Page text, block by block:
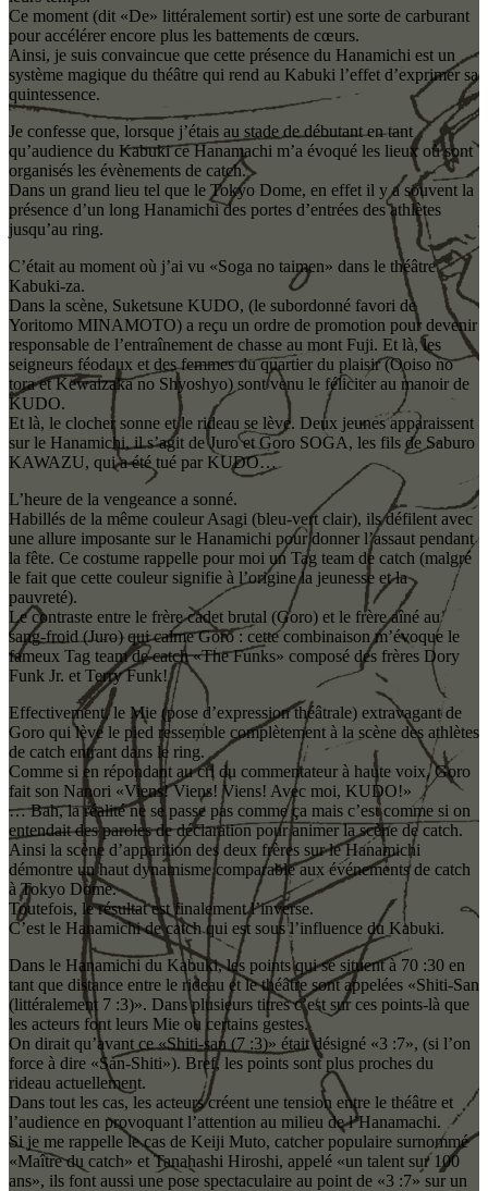
Ce moment (dit «De» littéralement sortir) est une sorte de carburant
pour accélérer encore plus les battements de cœurs.
Ainsi, je suis convaincue que cette présence du Hanamichi est un
système magique du théâtre qui rend au Kabuki l’effet d’exprimer sa
quintessence.
Je confesse que, lorsque j’étais au stade de débutant en tant
qu’audience du Kabuki ce Hanamachi m’a évoqué les lieux où sont
organisés les évènements de catch.
Dans un grand lieu tel que le Tokyo Dome, en effet il y a souvent la
présence d’un long Hanamichi des portes d’entrées des athlètes
jusqu’au ring.
C’était au moment où j’ai vu «Soga no taimen» dans le théâtre
Kabuki-za.
Dans la scène, Suketsune KUDO, (le subordonné favori de
Yoritomo MINAMOTO) a reçu un ordre de promotion pour devenir
responsable de l’entraînement de chasse au mont Fuji. Et là, les
seigneurs féodaux et des femmes du quartier du plaisir (Ooiso no
tora et Kewaizaka no Shyoshyo) sont venu le féliciter au manoir de
KUDO.
Et là, le clocher sonne et le rideau se lève. Deux jeunes apparaissent
sur le Hanamichi, il s’agit de Juro et Goro SOGA, les fils de Saburo
KAWAZU, qui a été tué par KUDO…
L’heure de la vengeance a sonné.
Habillés de la même couleur Asagi (bleu-vert clair), ils défilent avec
une allure imposante sur le Hanamichi pour donner l’assaut pendant
la fête. Ce costume rappelle pour moi un Tag team de catch (malgré
le fait que cette couleur signifie à l’origine la jeunesse et la
pauvreté).
Le contraste entre le frère cadet brutal (Goro) et le frère aîné au
sang-froid (Juro) qui calme Goro : cette combinaison m’évoque le
fameux Tag team de catch «The Funks» composé des frères Dory
Funk Jr. et Terry Funk!
Effectivement, le Mie (pose d’expression théâtrale) extravagant de
Goro qui lève le pied ressemble complètement à la scène des athlètes
de catch entrant dans le ring.
Comme si en répondant au cri du commentateur à haute voix, Goro
fait son Nanori «Viens! Viens! Viens! Avec moi, KUDO!»
… Bah, la réalité ne se passe pas comme ça mais c’est comme si on
entendait des paroles de déclaration pour animer la scène de catch.
Ainsi la scène d’apparition des deux frères sur le Hanamichi
démontre un haut dynamisme comparable aux événements de catch
à Tokyo Dome.
Toutefois, le résultat est finalement l’inverse.
C’est le Hanamichi de catch qui est sous l’influence du Kabuki.
Dans le Hanamichi du Kabuki, les points qui se situent à 70 :30 en
tant que distance entre le rideau et le théâtre sont appelées «Shiti-San
(littéralement 7 :3)». Dans plusieurs titres c’est sur ces points-là que
les acteurs font leurs Mie ou certains gestes.
On dirait qu’avant ce «Shiti-san (7 :3)» était désigné «3 :7», (si l’on
force à dire «San-Shiti»). Bref, les points sont plus proches du
rideau actuellement.
Dans tout les cas, les acteurs créent une tension entre le théâtre et
l’audience en provoquant l’attention au milieu de l’Hanamachi.
Si je me rappelle le cas de Keiji Muto, catcher populaire surnommé
«Maître du catch» et Tanahashi Hiroshi, appelé «un talent sur 100
ans», ils font aussi une pose spectaculaire au point de «3 :7» sur un